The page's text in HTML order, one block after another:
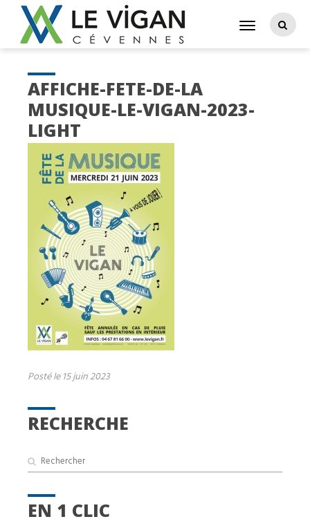
RECHERCHE
EN 1 CLIC
AFFICHE-FETE-DE-LA
MUSIQUE-LE-VIGAN-2023-
LIGHT
Posté le 15 juin 2023